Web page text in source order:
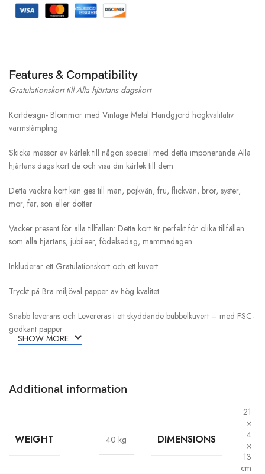
Features & Compatibility
Gratulationskort till Alla hjärtans dagskort
Kortdesign- Blommor med Vintage Metal Handgjord högkvalitativ
varmstämpling
Skicka massor av kärlek till någon speciell med detta imponerande Alla
hjärtans dags kort de och visa din kärlek till dem
Detta vackra kort kan ges till man, pojkvän, fru, flickvän, bror, syster,
mor, far, son eller dotter
Vacker present för alla tillfällen: Detta kort är perfekt för olika tillfällen
som alla hjärtans, jubileer, födelsedag, mammadagen.
Inkluderar ett Gratulationskort och ett kuvert.
Tryckt på Bra miljöval papper av hög kvalitet
Snabb leverans och Levereras i ett skyddande bubbelkuvert – med FSC-
godkänt papper
SHOW MORE
Additional information
WEIGHT 40 kg DIMENSIONS
21
×
4
×
13
cm